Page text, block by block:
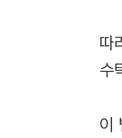
따
수
이